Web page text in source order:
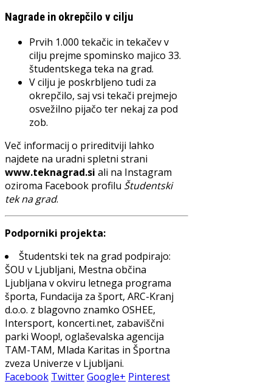
Nagrade in okrepčilo v cilju
Prvih 1.000 tekačic in tekačev v
cilju prejme spominsko majico 33.
študentskega teka na grad.
V cilju je poskrbljeno tudi za
okrepčilo, saj vsi tekači prejmejo
osvežilno pijačo ter nekaj za pod
zob.
Več informacij o prireditviji lahko
najdete na uradni spletni strani
www.teknagrad.si ali na Instagram
oziroma Facebook profilu Študentski
tek na grad.
Podporniki projekta:
Študentski tek na grad podpirajo:
ŠOU v Ljubljani, Mestna občina
Ljubljana v okviru letnega programa
športa, Fundacija za šport, ARC-Kranj
d.o.o. z blagovno znamko OSHEE,
Intersport, koncerti.net, zabaviščni
parki Woop!, oglaševalska agencija
TAM-TAM, Mlada Karitas in Športna
zveza Univerze v Ljubljani.
Facebook TwitterGoogle+ Pinterest